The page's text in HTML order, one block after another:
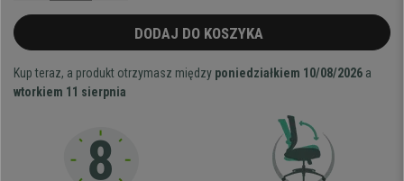
DODAJ DO KOSZYKA
Kup teraz, a produkt otrzymasz między poniedziałkiem 10/08/2026 a
wtorkiem 11 sierpnia